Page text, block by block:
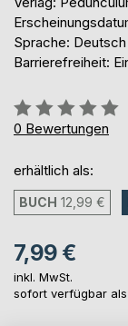
Sprache: Deutsch
Barrierefreiheit:
Bewertung::
0%
0 Bewertungen
erhältlich als:
BUCH 12,99 €
7,99 €
inkl. MwSt.
sofort verfügbar